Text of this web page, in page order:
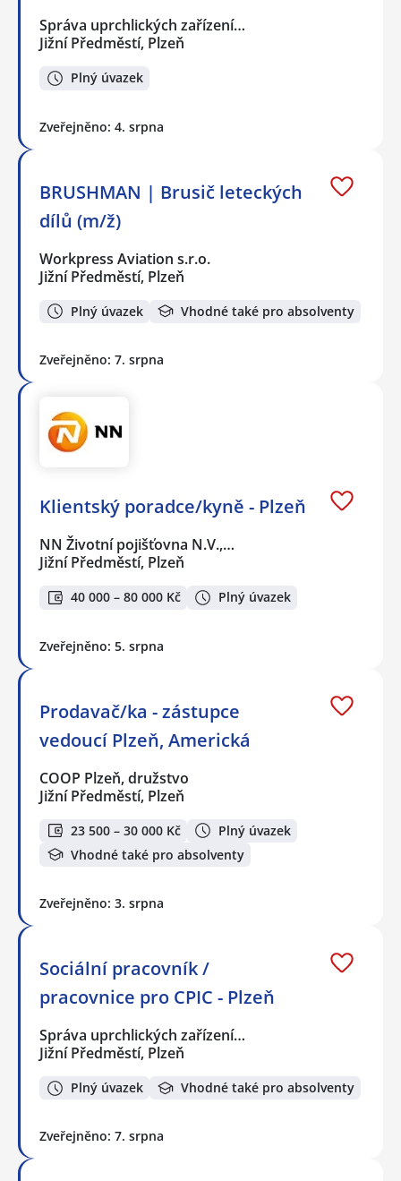
Správa uprchlických zařízení…
Jižní Předměstí, Plzeň
Plný úvazek
Zveřejněno: 4. srpna
BRUSHMAN | Brusič leteckých
dílů (m/ž)
Workpress Aviation s.r.o.
Jižní Předměstí, Plzeň
Plný úvazek Vhodné také pro absolventy
Zveřejněno: 7. srpna
Klientský poradce/kyně - Plzeň
NN Životní pojišťovna N.V.,…
Jižní Předměstí, Plzeň
40 000 – 80 000 Kč Plný úvazek
Zveřejněno: 5. srpna
Prodavač/ka - zástupce
vedoucí Plzeň, Americká
COOP Plzeň, družstvo
Jižní Předměstí, Plzeň
23 500 – 30 000 Kč
Plný úvazek
Vhodné také pro absolventy
Zveřejněno: 3. srpna
Sociální pracovník /
pracovnice pro CPIC - Plzeň
Správa uprchlických zařízení…
Jižní Předměstí, Plzeň
Plný úvazek Vhodné také pro absolventy
Zveřejněno: 7. srpna